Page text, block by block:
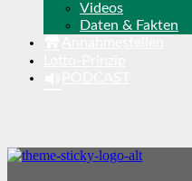
Videos
Daten & Fakten